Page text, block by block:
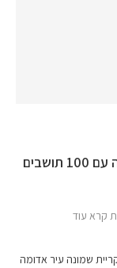
משרד הבריאות: קריית שמונה עיר אדומה עם 100 תושבים
מעדכן היום ( שני, 23/08/21, 09:45) קריית שמונה עיר אדומה